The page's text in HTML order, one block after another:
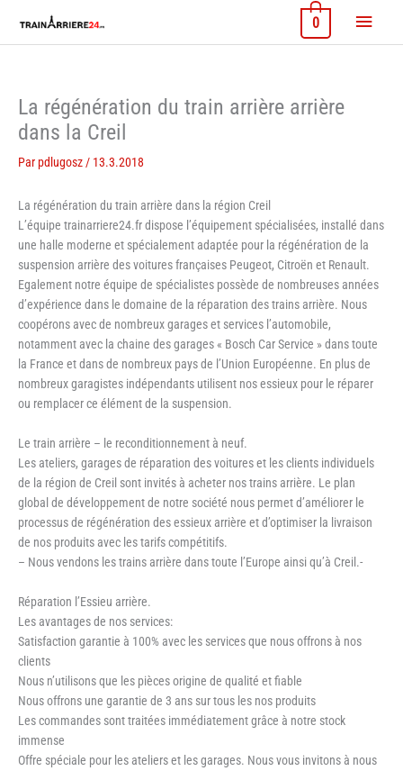
contenu
Menu
0
La régénération du train arrière arrière
dans la Creil
Par pdlugosz / 13.3.2018
La régénération du train arrière dans la région Creil
L’équipe trainarriere24.fr dispose l’équipement spécialisées, installé dans
une halle moderne et spécialement adaptée pour la régénération de la
suspension arrière des voitures françaises Peugeot, Citroën et Renault.
Egalement notre équipe de spécialistes possède de nombreuses années
d’expérience dans le domaine de la réparation des trains arrière. Nous
coopérons avec de nombreux garages et services l’automobile,
notamment avec la chaine des garages « Bosch Car Service » dans toute
la France et dans de nombreux pays de l’Union Européenne. En plus de
nombreux garagistes indépendants utilisent nos essieux pour le réparer
ou remplacer ce élément de la suspension.
Le train arrière – le reconditionnement à neuf.
Les ateliers, garages de réparation des voitures et les clients individuels
de la région de Creil sont invités à acheter nos trains arrière. Le plan
global de développement de notre société nous permet d’améliorer le
processus de régénération des essieux arrière et d’optimiser la livraison
de nos produits avec les tarifs compétitifs.
– Nous vendons les trains arrière dans toute l’Europe ainsi qu’à Creil.-
Réparation l’Essieu arrière.
Les avantages de nos services:
Satisfaction garantie à 100% avec les services que nous offrons à nos
clients
Nous n’utilisons que les pièces origine de qualité et fiable
Nous offrons une garantie de 3 ans sur tous les nos produits
Les commandes sont traitées immédiatement grâce à notre stock
immense
Offre spéciale pour les ateliers et les garages. Nous vous invitons à nous